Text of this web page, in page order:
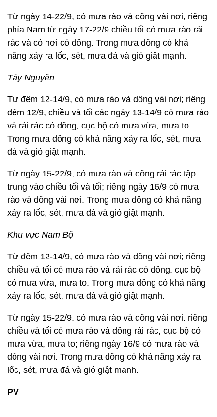
Từ ngày 14-22/9, có mưa rào và dông vài nơi, riêng
phía Nam từ ngày 17-22/9 chiều tối có mưa rào rải
rác và có nơi có dông. Trong mưa dông có khả
năng xảy ra lốc, sét, mưa đá và gió giật mạnh.
Tây Nguyên
Từ đêm 12-14/9, có mưa rào và dông vài nơi; riêng
đêm 12/9, chiều và tối các ngày 13-14/9 có mưa rào
và rải rác có dông, cục bộ có mưa vừa, mưa to.
Trong mưa dông có khả năng xảy ra lốc, sét, mưa
đá và gió giật mạnh.
Từ ngày 15-22/9, có mưa rào và dông rải rác tập
trung vào chiều tối và tối; riêng ngày 16/9 có mưa
rào và dông vài nơi. Trong mưa dông có khả năng
xảy ra lốc, sét, mưa đá và gió giật mạnh.
Khu vực Nam Bộ
Từ đêm 12-14/9, có mưa rào và dông vài nơi; riêng
chiều và tối có mưa rào và rải rác có dông, cục bộ
có mưa vừa, mưa to. Trong mưa dông có khả năng
xảy ra lốc, sét, mưa đá và gió giật mạnh.
Từ ngày 15-22/9, có mưa rào và dông vài nơi, riêng
chiều và tối có mưa rào và dông rải rác, cục bộ có
mưa vừa, mưa to; riêng ngày 16/9 có mưa rào và
dông vài nơi. Trong mưa dông có khả năng xảy ra
lốc, sét, mưa đá và gió giật mạnh.
PV